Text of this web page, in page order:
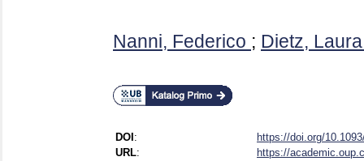
Nanni, Federico ; Dietz, Laura
DOI :
https://doi.org/
URL:
https://